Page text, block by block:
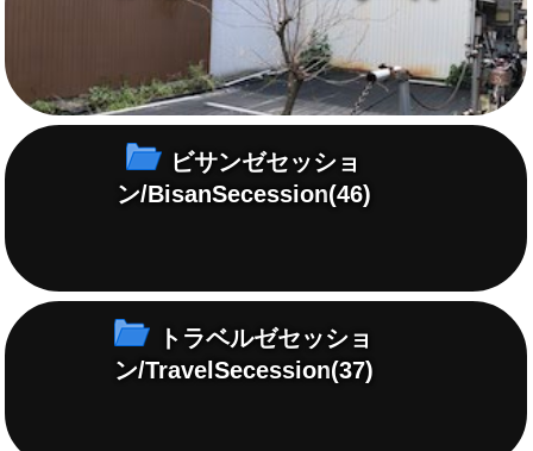
ビサンゼセッショ
ン/BisanSecession(46)
トラベルゼセッショ
ン/TravelSecession(37)